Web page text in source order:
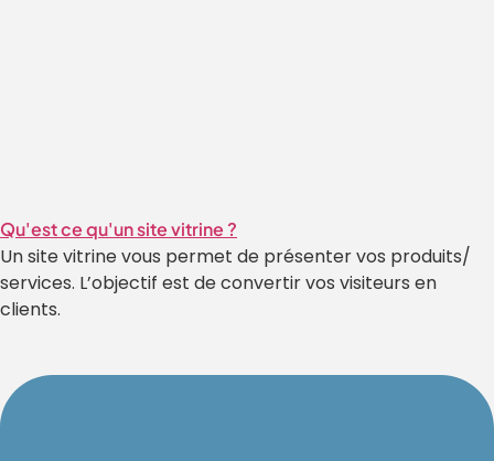
Qu'est ce qu'un site vitrine ?
Un site vitrine vous permet de présenter vos produits/
services. L’objectif est de convertir vos visiteurs en
clients.